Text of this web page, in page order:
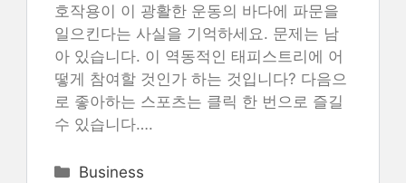
호작용이 이 광활한 운동의 바다에 파문을
일으킨다는 사실을 기억하세요. 문제는 남
아 있습니다. 이 역동적인 태피스트리에 어
떻게 참여할 것인가 하는 것입니다? 다음으
로 좋아하는 스포츠는 클릭 한 번으로 즐길
수 있습니다….
Categories
Business